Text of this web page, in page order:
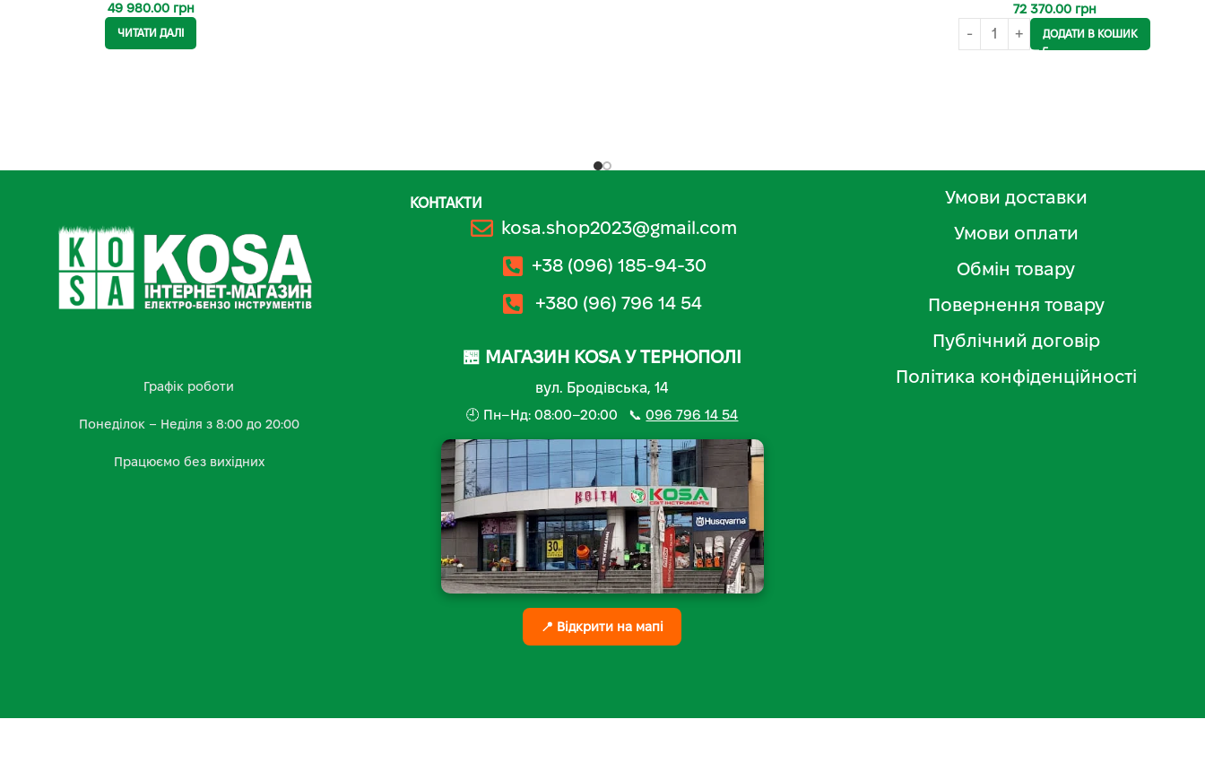
49 980.00 грн
ЧИТАТИ ДАЛІ
72 370.00 грн
ДОДАТИ В КОШИК
Графік роботи
Понеділок – Неділя з 8:00 до 20:00
Працюємо без вихідних
КОНТАКТИ
kosa.shop2023@gmail.com
+38 (096) 185-94-30
+380 (96) 796 14 54
🏪 МАГАЗИН KOSA У ТЕРНОПОЛІ
вул. Бродівська, 14
🕘 Пн–Нд: 08:00–20:00 📞096 796 14 54
📍 Відкрити на мапі
Умови доставки
Умови оплати
Обмін товару
Повернення товару
Публічний договір
Політика конфіденційності